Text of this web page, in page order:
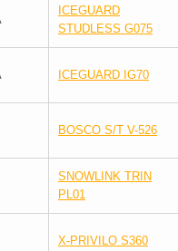
ICEGUARD
STUDLESS G075
ICEGUARD IG70
BOSCO S/T V-526
SNOWLINK TRIN
PL01
X-PRIVILO S360